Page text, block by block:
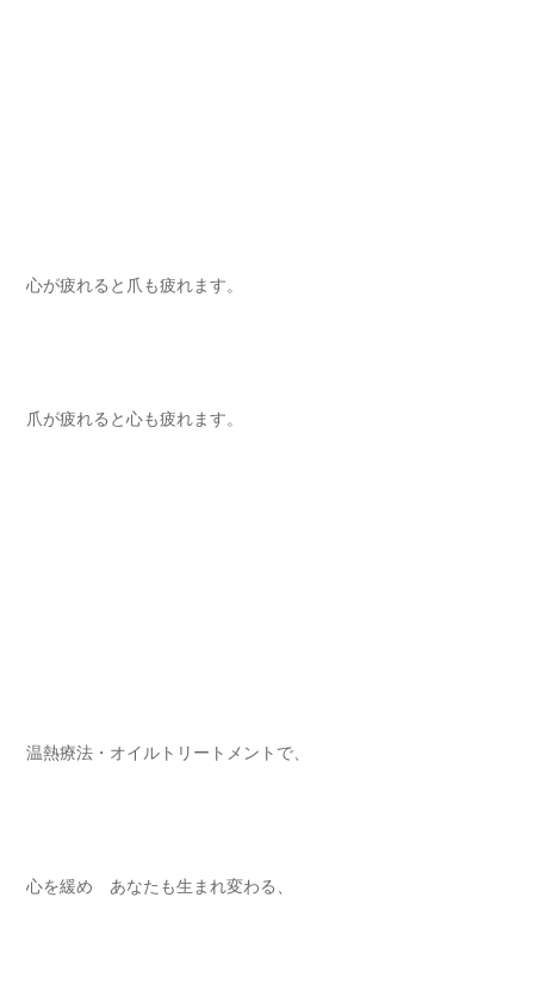
心が疲れると爪も疲れます⁡。
爪が疲れると心も疲れます。⁡
温熱療法・オイルトリートメントで⁡、
心を緩め あなたも生まれ変わる⁡、